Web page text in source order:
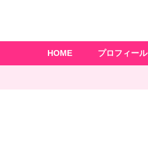
HOME プロフィール